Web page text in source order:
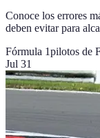
Conoce los errores
deben evitar para
Fórmula 1pilotos de
Jul 31